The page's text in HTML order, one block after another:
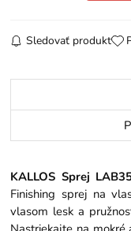
Sledovať produkt
KALLOS Sprej
Finishing sprej na
vlasom lesk a